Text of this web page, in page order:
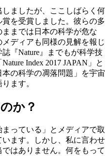
ましたが、ここしばらく何
を受賞しました。彼らの多
までは日本の科学が危な
ディアも同様の見解を報じ
『Nature』までもが科学技
Index 2017 JAPAN」と
の科学の凋落問題」を宇宙
ます。
か？
っている」とメディアで取
ます。しかし、私に言わせ
はありません。何をもって